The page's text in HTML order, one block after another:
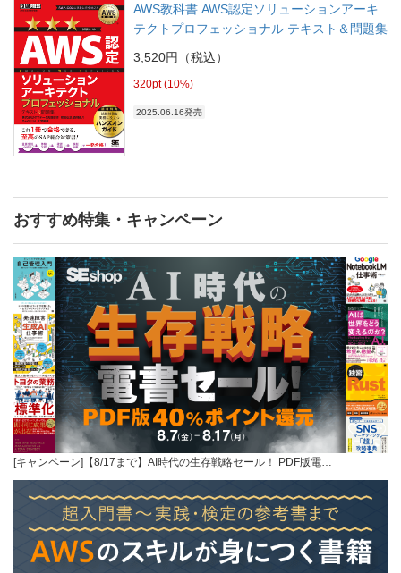
AWS教科書 AWS認定ソリューションアーキ
テクトプロフェッショナル テキスト＆問題集
3,520円（税込）
320pt (10%)
2025.06.16発売
おすすめ特集・キャンペーン
[キャンペーン]【8/17まで】AI時代の生存戦略セール！ PDF版電…